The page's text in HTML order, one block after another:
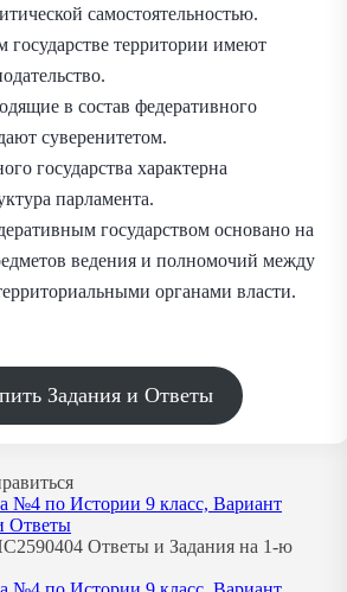
самостоятельностью.
государстве территории имеют
в состав федеративного
суверенитетом.
государства характерна
парламента.
государством основано на
ведения и полномочий между
органами власти.
Задания и Ответы
№4 по Истории 9 класс, Вариант
Ответы
Ответы и Задания на 1-ю